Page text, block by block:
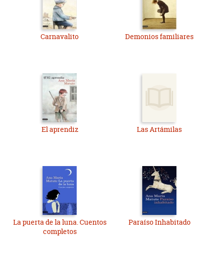
Carnavalito Demonios familiares
El aprendiz Las Artámilas
La puerta de la luna. Cuentos
completos
Paraíso Inhabitado